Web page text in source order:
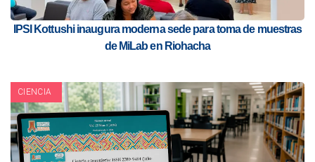
IPSI Kottushi inaugura moderna sede para toma de muestras
de MiLab en Riohacha
CIENCIA